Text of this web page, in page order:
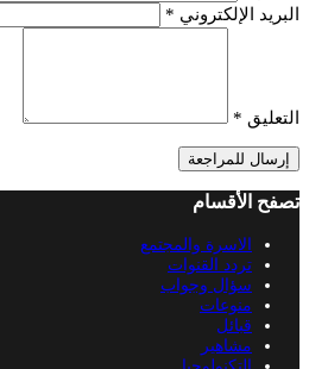
البريد الإلكتروني *
التعليق *
إرسال للمراجعة
تصفح الأقسام
الاسرة والمجتمع
تردد القنوات
سؤال وجواب
منوعات
قبائل
مشاهير